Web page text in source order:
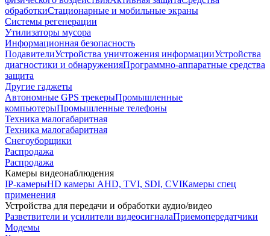
обработкиСтационарные и мобильные экраны
Системы регенерации
Утилизаторы мусора
Информационная безопасность
ПодавителиУстройства уничтожения информацииУстройства
диагностики и обнаруженияПрограммно-аппаратные средства
защита
Другие гаджеты
Автономные GPS трекерыПромышленные
компьютерыПромышленные телефоны
Техника малогабаритная
Техника малогабаритная
Снегоуборщики
Распродажа
Распродажа
Камеры видеонаблюдения
IP-камерыHD камеры AHD, TVI, SDI, CVIКамеры спец
применения
Устройства для передачи и обработки аудио/видео
Разветвители и усилители видеосигналаПриемопередатчики
Модемы